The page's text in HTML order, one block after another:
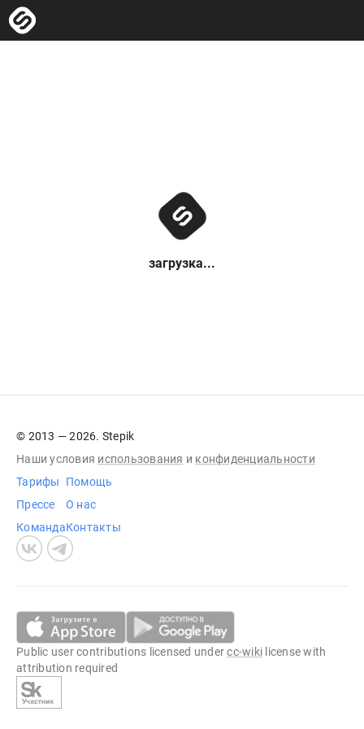
загрузка...
© 2013 — 2026. Stepik
Наши условия использования и конфиденциальности
Тарифы
Прессе
Команда
Помощь
О нас
Контакты
Public user contributions licensed undercc-wiki license with
attribution required